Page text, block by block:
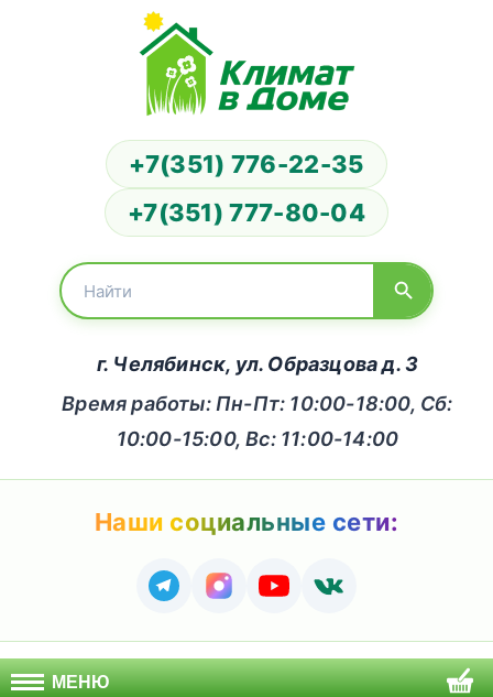
+7(351) 776-22-35
+7(351) 777-80-04
г. Челябинск, ул. Образцова д. 3
Время работы: Пн-Пт: 10:00-18:00, Сб:
10:00-15:00, Вс: 11:00-14:00
Наши социальные сети:
МЕНЮ